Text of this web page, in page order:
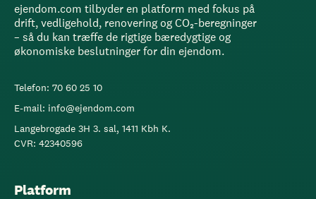
ejendom.com tilbyder en platform med fokus på
drift, vedligehold, renovering og CO₂-beregninger
– så du kan træffe de rigtige bæredygtige og
økonomiske beslutninger for din ejendom.
Telefon: 70 60 25 10
E-mail: info@ejendom.com
Langebrogade 3H 3. sal, 1411 Kbh K.
CVR: 42340596
Platform